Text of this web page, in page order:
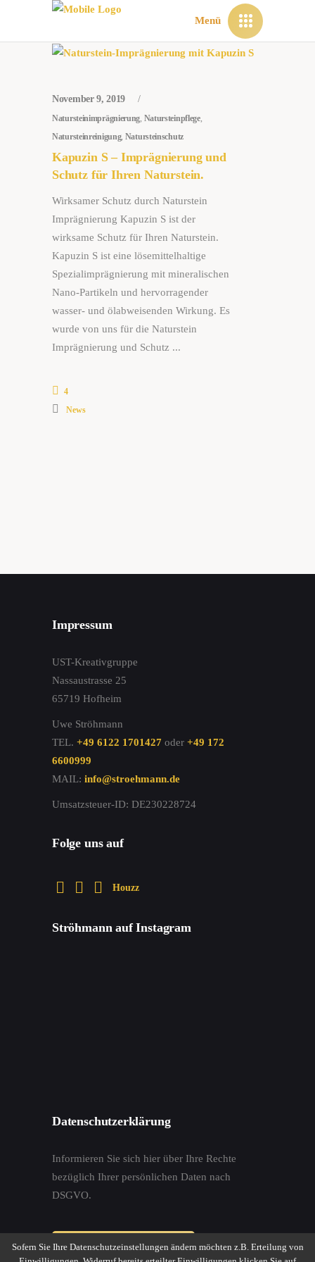
Menü
November 9, 2019
Natursteinimprägnierung Natursteinpflege,
Natursteinreinigung, Natursteinschutz
Kapuzin S – Imprägnierung und
Schutz für Ihren Naturstein.
Wirksamer Schutz durch Naturstein
Imprägnierung Kapuzin S ist der
wirksame Schutz für Ihren Naturstein.
Kapuzin S ist eine lösemittelhaltige
Spezialimprägnierung mit mineralischen
Nano-Partikeln und hervorragender
wasser- und ölabweisenden Wirkung. Es
wurde von uns für die Naturstein
Imprägnierung und Schutz
4
News
Impressum
UST-Kreativgruppe
Nassaustrasse 25
65719 Hofheim
Uwe Ströhmann
TEL. +49 6122 1701427 oder +49 172
6600999
MAIL: info@stroehmann.de
Umsatzsteuer-ID: DE230228724
Folge uns auf
Houzz
Ströhmann auf Instagram
Datenschutzerklärung
Informieren Sie sich hier über Ihre Rechte
bezüglich Ihrer persönlichen Daten nach
DSGVO.
Datenschutzerklärung
Sofern Sie Ihre Datenschutzeinstellungen ändern möchten z.B. Erteilung von